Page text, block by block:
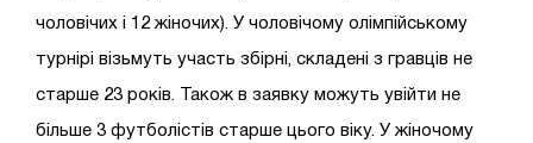
чоловічих і 12 жіночих). У чоловічому олімпійському
турнірі візьмуть участь збірні, складені з гравців не
старше 23 років. Також в заявку можуть увійти не
більше 3 футболістів старше цього віку. У жіночому